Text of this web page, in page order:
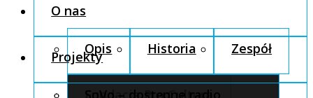
O nas
Opis Historia Zespół
Fundacja Pro Cultura
Projekty
SoVo – dostępne radio